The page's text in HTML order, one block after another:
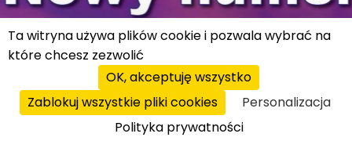
25 000 zł
Ta witryna używa plików cookie i pozwala wybrać na
które chcesz zezwolić
OK, akceptuję wszystko
Zablokuj wszystkie pliki cookies
Personalizacja
Polityka prywatności